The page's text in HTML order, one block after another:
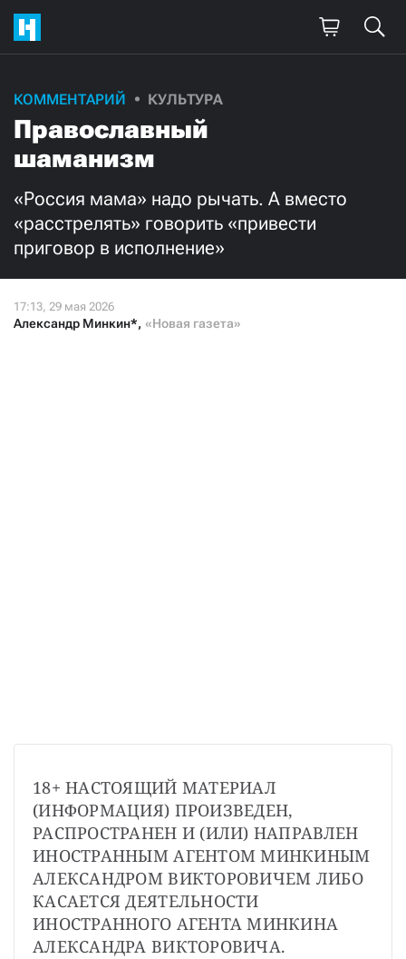
КОММЕНТАРИЙ КУЛЬТУРА
Православный
шаманизм
«Россия мама» надо рычать. А вместо
«расстрелять» говорить «привести
приговор в исполнение»
Александр Минкин*, «Новая газета»
18+ НАСТОЯЩИЙ МАТЕРИАЛ
(ИНФОРМАЦИЯ) ПРОИЗВЕДЕН,
РАСПРОСТРАНЕН И (ИЛИ) НАПРАВЛЕН
ИНОСТРАННЫМ АГЕНТОМ МИНКИНЫМ
АЛЕКСАНДРОМ ВИКТОРОВИЧЕМ ЛИБО
КАСАЕТСЯ ДЕЯТЕЛЬНОСТИ
ИНОСТРАННОГО АГЕНТА МИНКИНА
АЛЕКСАНДРА ВИКТОРОВИЧА.
Поддержите
нашу работу!
Ежемесячно
3000 1000